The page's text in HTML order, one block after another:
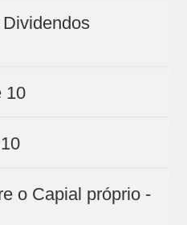
10
o Capial próprio -